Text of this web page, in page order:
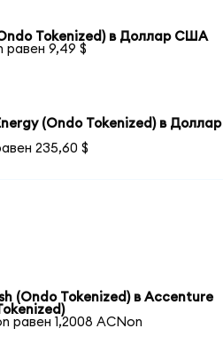
Tokenized) в Доллар США
равен 9,49 $
(Ondo Tokenized) в Доллар
235,60 $
(Ondo Tokenized) в Accenture
равен 1,2008 ACNon